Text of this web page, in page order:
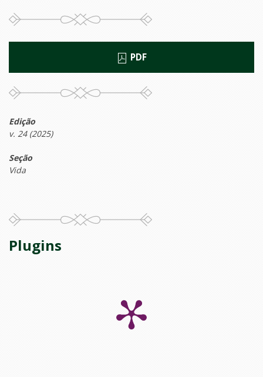
PDF
Edição
v. 24 (2025)
Seção
Vida
Plugins